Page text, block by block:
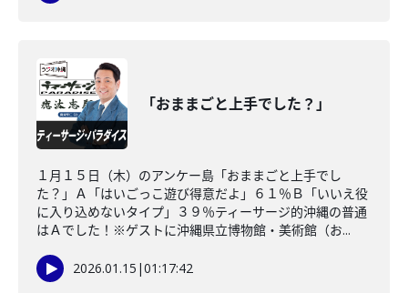
「おままごと上手でした？」
１月１５日（木）のアンケー島「おままごと上手でし
た？」Ａ「はいごっこ遊び得意だよ」６１％Ｂ「いいえ役
に入り込めないタイプ」３９％ティーサージ的沖縄の普通
はＡでした！※ゲストに沖縄県立博物館・美術館（お...
2026.01.15 |01:17:42